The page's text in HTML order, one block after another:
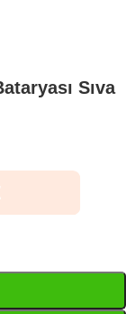
Sıva